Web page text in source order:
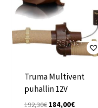
Truma Multivent
puhallin 12V
192,30€ Alkuperäinen
184,00€Nykyinen